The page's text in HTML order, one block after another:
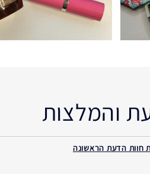
והמלצות
חוות הדעת הראשונה